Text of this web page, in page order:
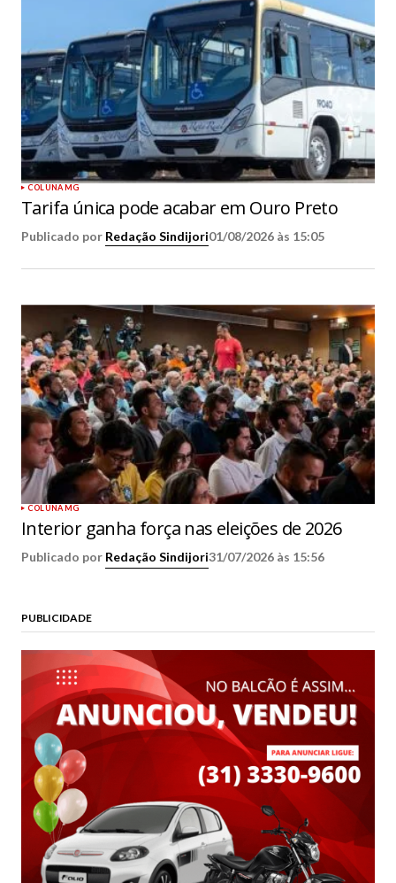
COLUNA MG
Tarifa única pode acabar em Ouro Preto
Publicado por Redação Sindijori01/08/2026 às 15:05
COLUNA MG
Interior ganha força nas eleições de 2026
Publicado por Redação Sindijori31/07/2026 às 15:56
PUBLICIDADE